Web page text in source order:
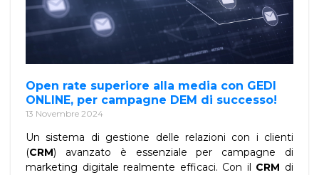
Open rate superiore alla media con GEDI
ONLINE, per campagne DEM di successo!
13 Novembre 2024
Un sistema di gestione delle relazioni con i clienti
(CRM) avanzato è essenziale per campagne di
marketing digitale realmente efficaci. Con il CRM di